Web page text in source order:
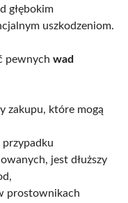
głębokim
uszkodzeniom.
pewnych wad
zakupu, które mogą
przypadku
jest dłuższy
prostownikach